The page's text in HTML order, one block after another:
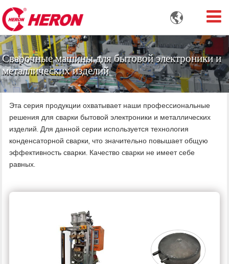

Сварочные машины для бытовой электроники и
металлических изделий
Эта серия продукции охватывает наши профессиональные
решения для сварки бытовой электроники и металлических
изделий. Для данной серии используется технология
конденсаторной сварки, что значительно повышает общую
эффективность сварки. Качество сварки не имеет себе
равных.